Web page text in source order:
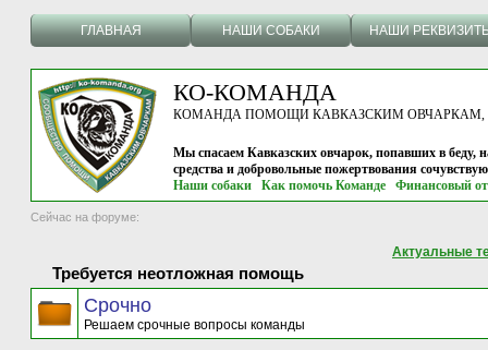
ГЛАВНАЯ НАШИ СОБАКИ НАШИ
КО-КОМАНДА
КОМАНДА ПОМОЩИ КАВКАЗСКИМ ОВЧАРКАМ, г.
Мы спасаем Кавказских овчарок, попавших в беду,
средства и добровольные пожертвования
Наши собаки
Как помочь Команде Финансовый
Сейчас на форуме:
Актуальные
Требуется неотложная помощь
Срочно
Решаем срочные вопросы команды